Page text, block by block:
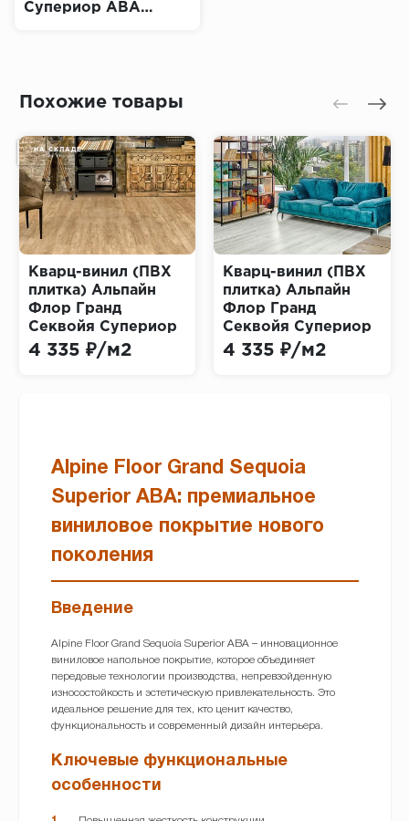
Супериор ABA
Похожие товары
НА СКЛАДЕ
Кварц-винил (ПВХ
плитка) Альпайн
Флор Гранд
Секвойя Супериор
ABA Камфора Эко
4 335 ₽/м2
Кварц-винил (ПВХ
плитка) Альпайн
Флор Гранд
Секвойя Супериор
ABA СПС ECO 11-
4 335 ₽/м2
Alpine Floor Grand Sequoia
Superior ABA: премиальное
виниловое покрытие нового
поколения
Введение
Alpine Floor Grand Sequoia Superior ABA – инновационное
виниловое напольное покрытие, которое объединяет
передовые технологии производства, непревзойденную
износостойкость и эстетическую привлекательность. Это
идеальное решение для тех, кто ценит качество,
функциональность и современный дизайн интерьера.
Ключевые функциональные
особенности